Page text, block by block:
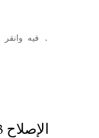
فيه وانقر .